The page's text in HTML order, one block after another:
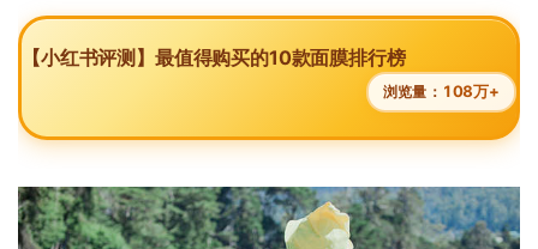
【小红书评测】最值得购买的10款面膜排行榜
浏览量： 108万+